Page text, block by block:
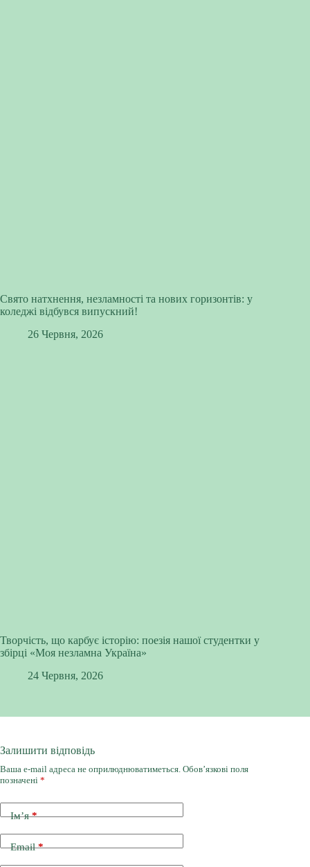
Свято натхнення, незламності та нових горизонтів: у
коледжі відбувся випускний!
26 Червня, 2026
Творчість, що карбує історію: поезія нашої студентки у
збірці «Моя незламна Україна»
24 Червня, 2026
Залишити відповідь
Ваша e-mail адреса не оприлюднюватиметься. Обов’язкові поля
позначені *
Ім’я*
Email*